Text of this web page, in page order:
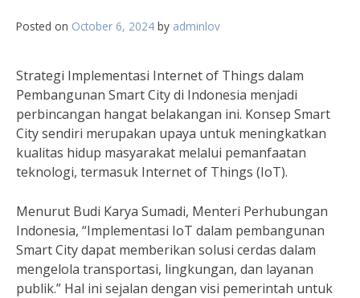
Posted on October 6, 2024 by adminlov
Strategi Implementasi Internet of Things dalam
Pembangunan Smart City di Indonesia menjadi
perbincangan hangat belakangan ini. Konsep Smart
City sendiri merupakan upaya untuk meningkatkan
kualitas hidup masyarakat melalui pemanfaatan
teknologi, termasuk Internet of Things (IoT).
Menurut Budi Karya Sumadi, Menteri Perhubungan
Indonesia, “Implementasi IoT dalam pembangunan
Smart City dapat memberikan solusi cerdas dalam
mengelola transportasi, lingkungan, dan layanan
publik.” Hal ini sejalan dengan visi pemerintah untuk